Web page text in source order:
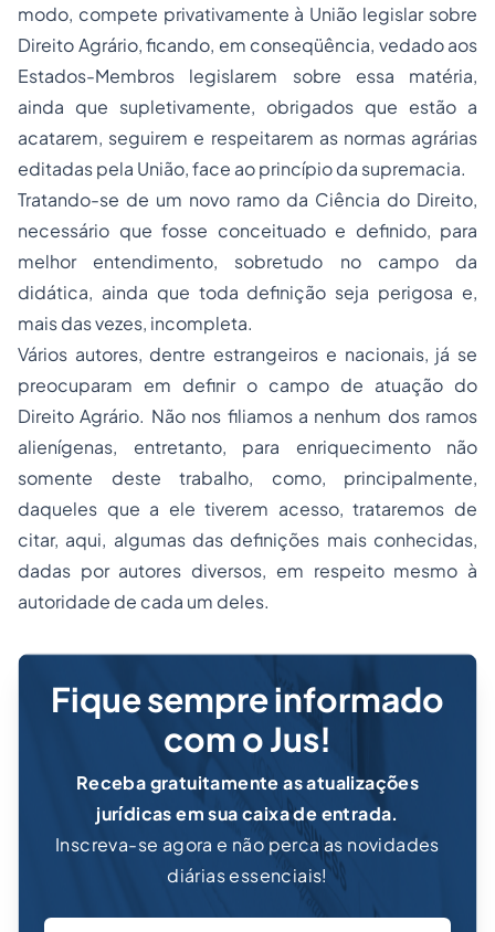
modo, compete privativamente à União legislar sobre
Direito Agrário, ficando, em conseqüência, vedado aos
Estados-Membros legislarem sobre essa matéria,
ainda que supletivamente, obrigados que estão a
acatarem, seguirem e respeitarem as normas agrárias
editadas pela União, face ao princípio da supremacia.
Tratando-se de um novo ramo da Ciência do Direito,
necessário que fosse conceituado e definido, para
melhor entendimento, sobretudo no campo da
didática, ainda que toda definição seja perigosa e,
mais das vezes, incompleta.
Vários autores, dentre estrangeiros e nacionais, já se
preocuparam em definir o campo de atuação do
Direito Agrário. Não nos filiamos a nenhum dos ramos
alienígenas, entretanto, para enriquecimento não
somente deste trabalho, como, principalmente,
daqueles que a ele tiverem acesso, trataremos de
citar, aqui, algumas das definições mais conhecidas,
dadas por autores diversos, em respeito mesmo à
autoridade de cada um deles.
Fique sempre informado
com o Jus!
Receba gratuitamente as atualizações
jurídicas em sua caixa de entrada.
Inscreva-se agora e não perca as novidades
diárias essenciais!